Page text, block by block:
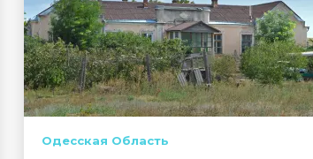
Одесская Область